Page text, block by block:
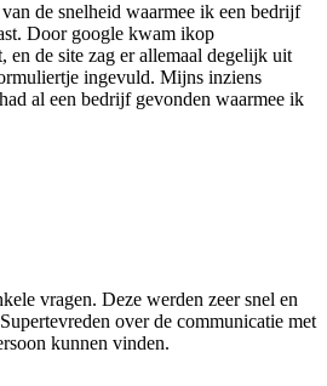
de snelheid waarmee ik een bedrijf
Door google kwam ikop
en de site zag er allemaal degelijk uit
ingevuld. Mijns inziens
al een bedrijf gevonden waarmee ik
vragen. Deze werden zeer snel en
over de communicatie met
kunnen vinden.